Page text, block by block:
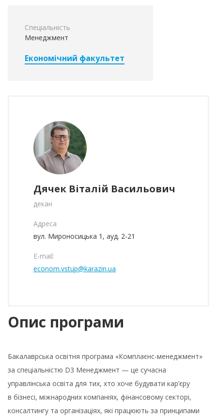
Спеціальність
Менеджмент
Економічний факультет
Дячек Віталій Васильович
декан
Адреса
вул. Мироносицька 1, ауд. 2-21
E-mail:
econom.vstup@karazin.ua
Опис програми
Бакалаврська освітня програма «Комплаєнс-менеджмент»
за спеціальністю D3 Менеджмент — це сучасна
управлінська освіта для тих, хто хоче будувати кар’єру
в бізнесі, міжнародних компаніях, фінансовому секторі,
консалтингу та організаціях, які працюють за принципами